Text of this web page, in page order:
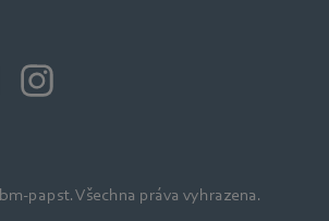
papst. Všechna práva vyhrazena.